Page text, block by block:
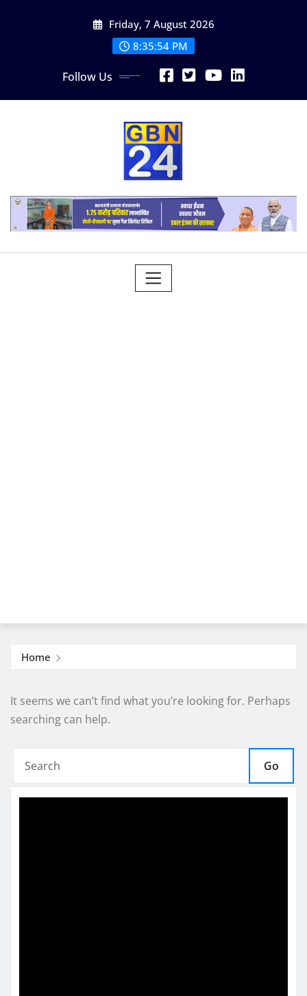
Friday, 7 August 2026
8:35:54 PM
Follow Us
Home
It seems we can’t find what you’re looking for. Perhaps
searching can help.
Go